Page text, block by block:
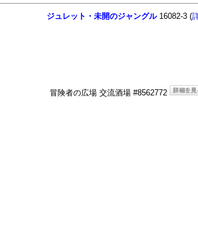
ジュレット・未開のジャングル16082-3 (
冒険者の広場 交流酒場 #8562772